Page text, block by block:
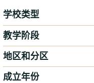
学校类型
教学阶段
地区和分区
成立年份